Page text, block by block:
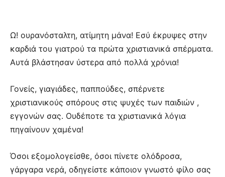
Ω! ουρανόσταλτη, ατίμητη μάνα! Εσύ έκρυψες στην
καρδιά του γιατρού τα πρώτα χριστιανικά σπέρματα.
Αυτά βλάστησαν ύστερα από πολλά χρόνια!
Γονείς, γιαγιάδες, παππούδες, σπέρνετε
χριστιανικούς σπόρους στις ψυχές των παιδιών ,
εγγονών σας. Ουδέποτε τα χριστιανικά λόγια
πηγαίνουν χαμένα!
Όσοι εξομολογείσθε, όσοι πίνετε ολόδροσα,
γάργαρα νερά, οδηγείστε κάποιον γνωστό φίλο σας